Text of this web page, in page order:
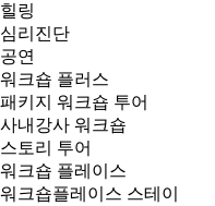
힐링
심리진단
공연
워크숍 플러스
패키지 워크숍 투어
사내강사 워크숍
스토리 투어
워크숍 플레이스
워크숍플레이스 스테이